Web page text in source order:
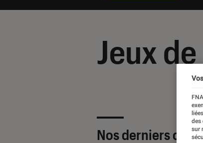
Jeux
Nos derniers
des
sur